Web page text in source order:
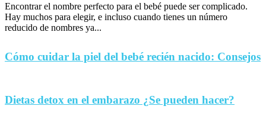
Encontrar el nombre perfecto para el bebé puede ser complicado.
Hay muchos para elegir, e incluso cuando tienes un número
reducido de nombres ya...
Cómo cuidar la piel del bebé recién nacido: Consejos
Dietas detox en el embarazo ¿Se pueden hacer?